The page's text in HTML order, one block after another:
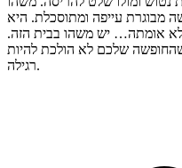
מבוגרת עייפה ומתוסכלת. היא
אומתה… יש משהו בבית הזה.
שלכם לא הולכת להיות
רגילה.